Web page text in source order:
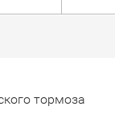
тормоза